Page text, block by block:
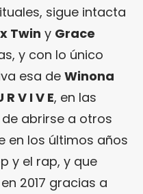
sigue intacta
Twin y Grace
y con lo único
esa de Winona
R V I V E, en las
abrirse a otros
en los últimos años
y el rap, y que
2017 gracias a